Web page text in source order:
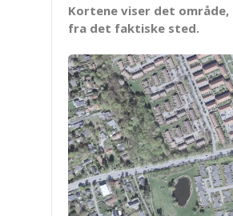
Kortene viser det
fra det faktiske sted.